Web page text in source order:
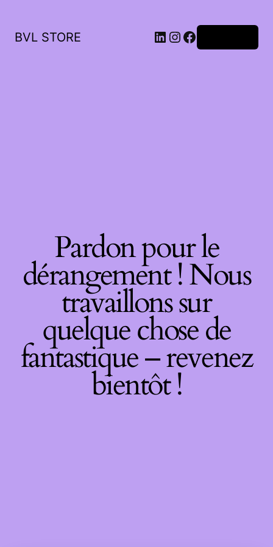
BVL STORE LinkedIn
Instagram
Facebook
Pardon pour le
dérangement ! Nous
travaillons sur
quelque chose de
fantastique – revenez
bientôt !